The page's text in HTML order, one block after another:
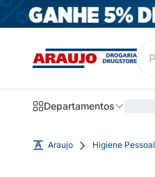
Departamentos
Araujo Higiene Pessoal